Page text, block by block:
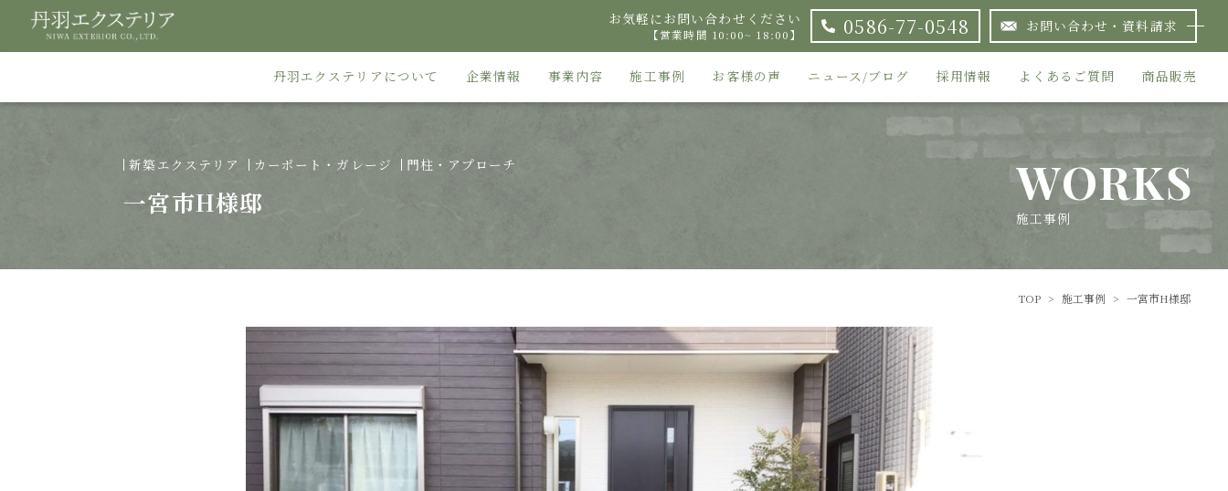
お気軽にお問い合わせください
【営業時間 10:00~ 18:00】 0586-77-0548 お問い合わせ・資料請求
丹羽エクステリアについて 企業情報 事業内容 施工事例 お客様の声 ニュース/ブログ 採用情報 よくあるご質問 商品販売
新築エクステリア カーポート・ガレージ 門柱・アプローチ
一宮市H様邸 WORKS
施工事例
TOP > 施工事例 > 一宮市H様邸